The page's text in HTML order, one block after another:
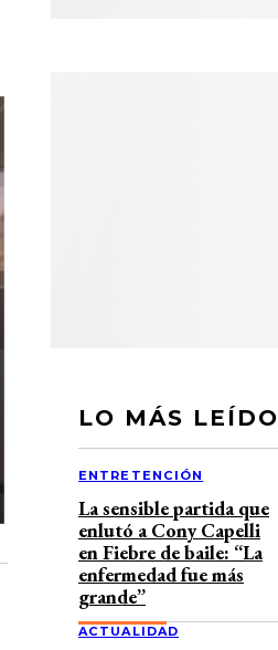
LO MÁS LEÍDO
ENTRETENCIÓN
La sensible partida que
enlutó a Cony Capelli
en Fiebre de baile: “La
enfermedad fue más
grande”
ACTUALIDAD